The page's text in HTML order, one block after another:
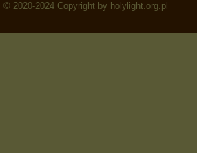
© 2020-2024 Copyright by holylight.org.pl